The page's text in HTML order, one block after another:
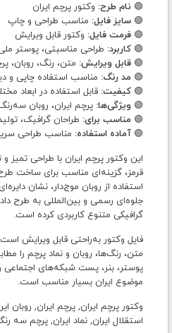
🟢 نام طرح: وکتور پرچم ایران
🟢 سایز فایل: مناسب طراحی و چاپ
🟢 فرمت فایل: وکتور قابل ویرایش
🟢 کاربرد: طراحی مناسبتی، پوستر
🟢 قابل ویرایش: متن، رنگ، روبان،
🟢 مد رنگ: مناسب استفاده چاپی و
🟢 کیفیت: قابل استفاده در ابعاد
🟢 ویژگی‌ها: پرچم ایران، روبان
🟢 مناسب برای: طراحان گرافیک،
🟢 آماده استفاده: مناسب طراحی
این وکتور پرچم ایران با طراحی
قرمز، گزینه‌ای مناسب برای ساخت
استفاده از روبان موج‌دار، نشان
جلوه‌ای رسمی و بین‌المللی به طرح
گرافیکی متنوع کاربردی کرده است.
فایل وکتور به‌راحتی قابل ویرایش
متن، رنگ‌ها، روبان و نماد پرچم را
پوستر، بنر، پست شبکه‌های اجتماعی
موضوع ایران بسیار مناسب است.
وکتور پرچم ایران, پرچم ایران, روبان
استقلال ایران, نماد ایران, پرچم سه